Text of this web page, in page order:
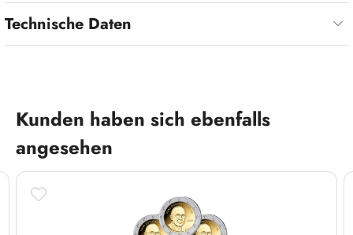
Technische Daten
Produktgalerie überspringen
Kunden haben sich ebenfalls
angesehen